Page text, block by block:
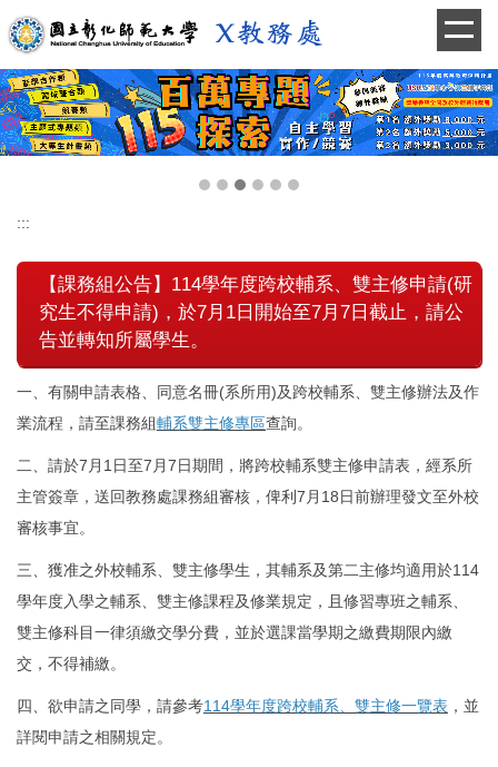
跳
到
要
內
容
區
:::
【課務組公告】114學年度跨校輔系、雙主修申請(研
究生不得申請)，於7月1日開始至7月7日截止，請公
告並轉知所屬學生。
一、有關申請表格、同意名冊(系所用)及跨校輔系、雙主修辦法及作
業流程，請至課務組輔系雙主修專區查詢。
二、請於7月1日至7月7日期間，將跨校輔系雙主修申請表，經系所
主管簽章，送回教務處課務組審核，俾利7月18日前辦理發文至外校
審核事宜。
三、獲准之外校輔系、雙主修學生，其輔系及第二主修均適用於114
學年度入學之輔系、雙主修課程及修業規定，且修習專班之輔系、
雙主修科目一律須繳交學分費，並於選課當學期之繳費期限內繳
交，不得補繳。
四、欲申請之同學，請參考114學年度跨校輔系、雙主修一覽表 ，並
詳閱申請之相關規定。